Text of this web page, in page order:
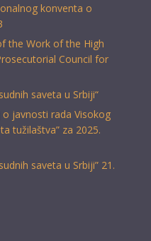
konventa o
the Work of the High
Council for
saveta u Srbiji“
o javnosti rada Visokog
tužilaštva” za 2025.
saveta u Srbiji” 21.